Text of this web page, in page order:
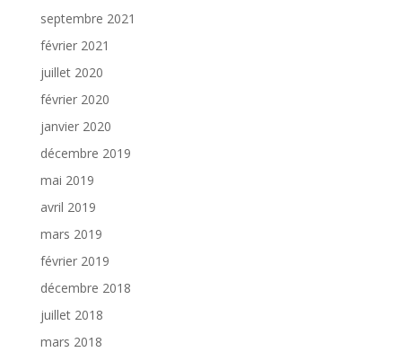
septembre 2021
février 2021
juillet 2020
février 2020
janvier 2020
décembre 2019
mai 2019
avril 2019
mars 2019
février 2019
décembre 2018
juillet 2018
mars 2018